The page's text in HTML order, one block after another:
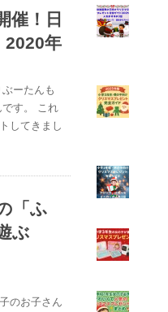
催！日
2020年
ーたんも
す。 これ
してきまし
「ふ
ぶ
のお子さん